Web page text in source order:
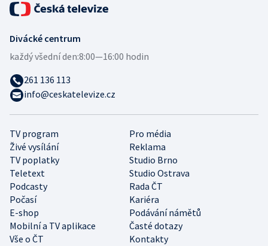
TV program
Pro média
Živé vysílání
Reklama
TV poplatky
Studio Brno
Teletext
Studio Ostrava
Podcasty
Rada ČT
Počasí
Kariéra
E-shop
Podávání námětů
Mobilní a TV aplikace
Časté dotazy
Vše o ČT
Kontakty
Divácké centrum
každý všední den:8:00—16:00 hodin
261 136 113
info@ceskatelevize.cz